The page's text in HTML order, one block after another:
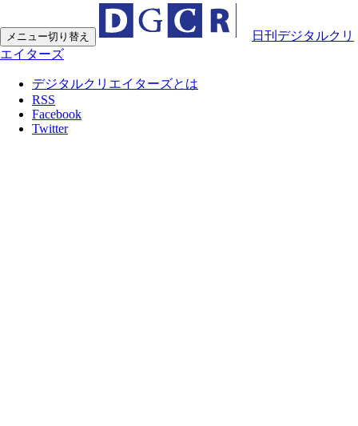
メニュー切り替え
日刊デジタルクリ
エイターズ
デジタルクリエイターズとは
RSS
Facebook
Twitter